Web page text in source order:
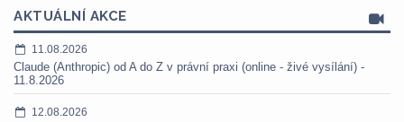
AKTUÁLNÍ AKCE
11.08.2026
Claude (Anthropic) od A do Z v právní praxi (online - živé vysílání) -
11.8.2026
12.08.2026